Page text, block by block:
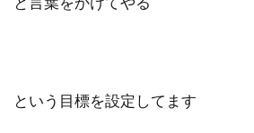
という目標を設定してます